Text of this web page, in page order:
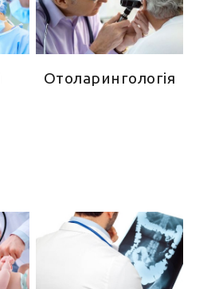
Отоларингологія